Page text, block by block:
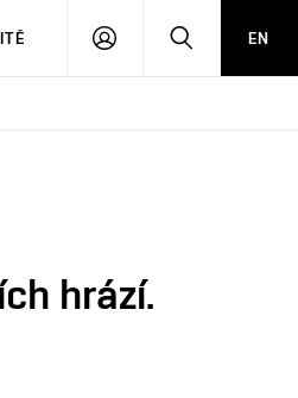
PŘIHLÁSIT HLEDATEN
hrází.